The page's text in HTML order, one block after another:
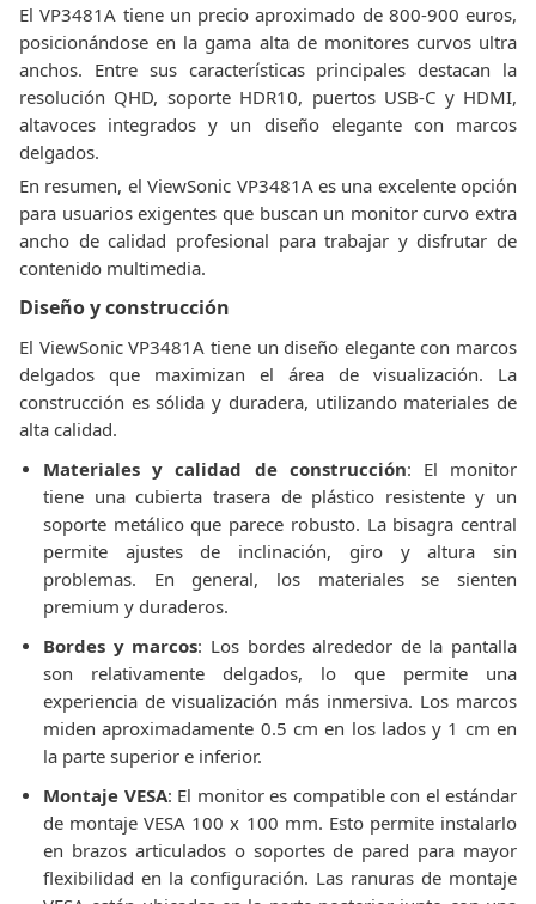
El VP3481A tiene un precio aproximado de 800-900 euros,
posicionándose en la gama alta de monitores curvos ultra
anchos. Entre sus características principales destacan la
resolución QHD, soporte HDR10, puertos USB-C y HDMI,
altavoces integrados y un diseño elegante con marcos
delgados.
En resumen, el ViewSonic VP3481A es una excelente opción
para usuarios exigentes que buscan un monitor curvo extra
ancho de calidad profesional para trabajar y disfrutar de
contenido multimedia.
Diseño y construcción
El ViewSonic VP3481A tiene un diseño elegante con marcos
delgados que maximizan el área de visualización. La
construcción es sólida y duradera, utilizando materiales de
alta calidad.
Materiales y calidad de construcción: El monitor
tiene una cubierta trasera de plástico resistente y un
soporte metálico que parece robusto. La bisagra central
permite ajustes de inclinación, giro y altura sin
problemas. En general, los materiales se sienten
premium y duraderos.
Bordes y marcos: Los bordes alrededor de la pantalla
son relativamente delgados, lo que permite una
experiencia de visualización más inmersiva. Los marcos
miden aproximadamente 0.5 cm en los lados y 1 cm en
la parte superior e inferior.
Montaje VESA: El monitor es compatible con el estándar
de montaje VESA 100 x 100 mm. Esto permite instalarlo
en brazos articulados o soportes de pared para mayor
flexibilidad en la configuración. Las ranuras de montaje